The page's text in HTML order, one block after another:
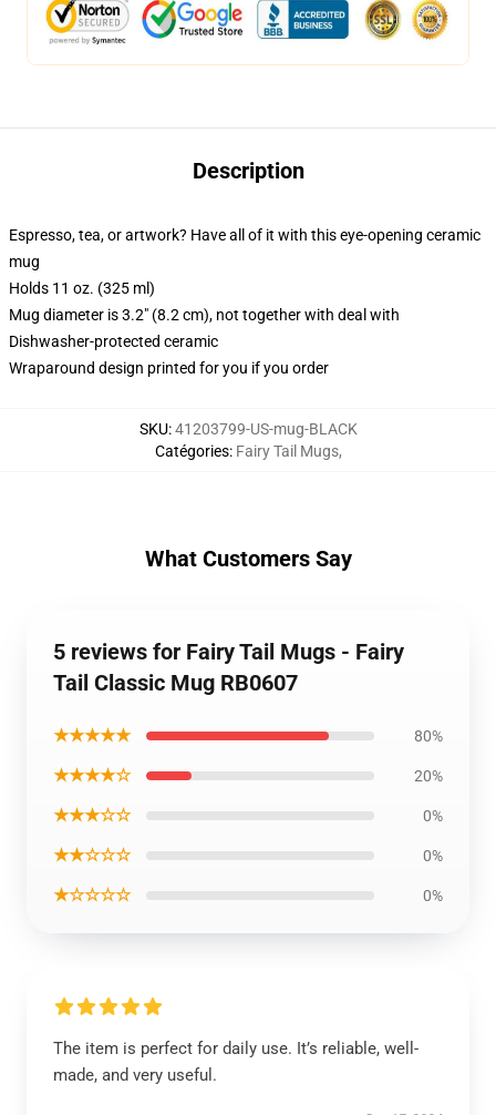
Description
Espresso, tea, or artwork? Have all of it with this eye-opening ceramic
mug
Holds 11 oz. (325 ml)
Mug diameter is 3.2" (8.2 cm), not together with deal with
Dishwasher-protected ceramic
Wraparound design printed for you if you order
SKU:41203799-US-mug-BLACK
Catégories: Fairy Tail Mugs,
What Customers Say
5 reviews for Fairy Tail Mugs - Fairy
Tail Classic Mug RB0607
★★★★★ 80%
★★★★☆ 20%
★★★☆☆ 0%
★★☆☆☆ 0%
★☆☆☆☆ 0%
The item is perfect for daily use. It’s reliable, well-
made, and very useful.